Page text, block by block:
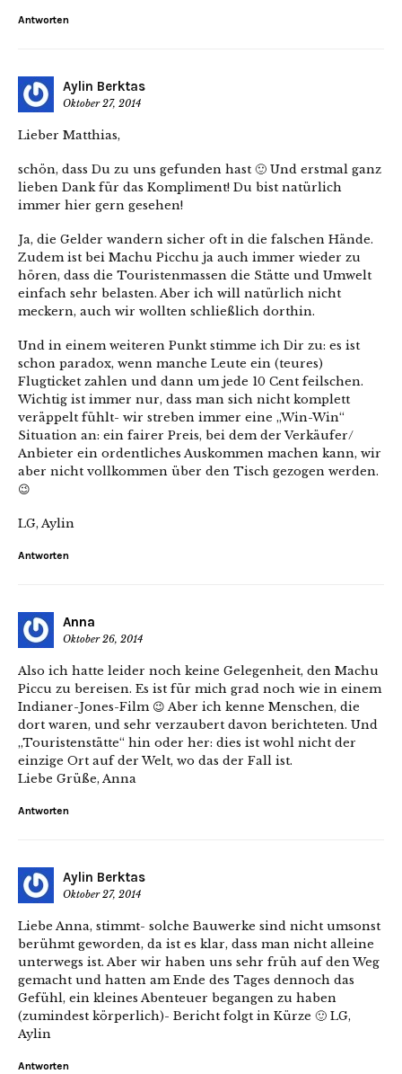
Antworten
Aylin Berktas
Oktober 27, 2014
Lieber Matthias,
schön, dass Du zu uns gefunden hast 🙂 Und erstmal ganz
lieben Dank für das Kompliment! Du bist natürlich
immer hier gern gesehen!
Ja, die Gelder wandern sicher oft in die falschen Hände.
Zudem ist bei Machu Picchu ja auch immer wieder zu
hören, dass die Touristenmassen die Stätte und Umwelt
einfach sehr belasten. Aber ich will natürlich nicht
meckern, auch wir wollten schließlich dorthin.
Und in einem weiteren Punkt stimme ich Dir zu: es ist
schon paradox, wenn manche Leute ein (teures)
Flugticket zahlen und dann um jede 10 Cent feilschen.
Wichtig ist immer nur, dass man sich nicht komplett
veräppelt fühlt- wir streben immer eine „Win-Win“
Situation an: ein fairer Preis, bei dem der Verkäufer/
Anbieter ein ordentliches Auskommen machen kann, wir
aber nicht vollkommen über den Tisch gezogen werden.
😉
LG, Aylin
Antworten
Anna
Oktober 26, 2014
Also ich hatte leider noch keine Gelegenheit, den Machu
Piccu zu bereisen. Es ist für mich grad noch wie in einem
Indianer-Jones-Film 😉 Aber ich kenne Menschen, die
dort waren, und sehr verzaubert davon berichteten. Und
„Touristenstätte“ hin oder her: dies ist wohl nicht der
einzige Ort auf der Welt, wo das der Fall ist.
Liebe Grüße, Anna
Antworten
Aylin Berktas
Oktober 27, 2014
Liebe Anna, stimmt- solche Bauwerke sind nicht umsonst
berühmt geworden, da ist es klar, dass man nicht alleine
unterwegs ist. Aber wir haben uns sehr früh auf den Weg
gemacht und hatten am Ende des Tages dennoch das
Gefühl, ein kleines Abenteuer begangen zu haben
(zumindest körperlich)- Bericht folgt in Kürze 🙂 LG,
Aylin
Antworten